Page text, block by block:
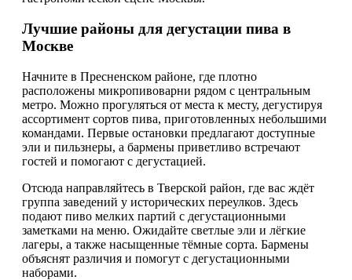
Лучшие районы для дегустации пива в
Москве
Начните в Пресненском районе, где плотно
расположены микропивоварни рядом с центральным
метро. Можно прогуляться от места к месту, дегустируя
ассортимент сортов пива, приготовленных небольшими
командами. Первые остановки предлагают доступные
эли и пильзнеры, а бармены приветливо встречают
гостей и помогают с дегустацией.
Отсюда направляйтесь в Тверской район, где вас ждёт
группа заведений у исторических переулков. Здесь
подают пиво мелких партий с дегустационными
заметками на меню. Ожидайте светлые эли и лёгкие
лагеры, а также насыщенные тёмные сорта. Бармены
объяснят различия и помогут с дегустационными
наборами.